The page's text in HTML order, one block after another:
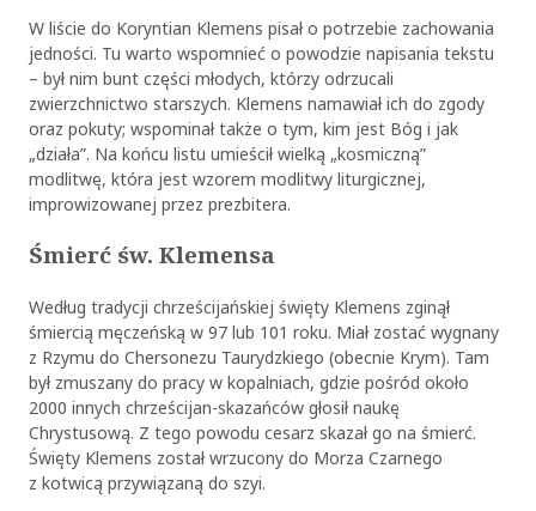
W liście do Koryntian Klemens pisał o potrzebie zachowania
jedności. Tu warto wspomnieć o powodzie napisania tekstu
– był nim bunt części młodych, którzy odrzucali
zwierzchnictwo starszych. Klemens namawiał ich do zgody
oraz pokuty; wspominał także o tym, kim jest Bóg i jak
„działa”. Na końcu listu umieścił wielką „kosmiczną”
modlitwę, która jest wzorem modlitwy liturgicznej,
improwizowanej przez prezbitera.
Śmierć św. Klemensa
Według tradycji chrześcijańskiej święty Klemens zginął
śmiercią męczeńską w 97 lub 101 roku. Miał zostać wygnany
z Rzymu do Chersonezu Taurydzkiego (obecnie Krym). Tam
był zmuszany do pracy w kopalniach, gdzie pośród około
2000 innych chrześcijan-skazańców głosił naukę
Chrystusową. Z tego powodu cesarz skazał go na śmierć.
Święty Klemens został wrzucony do Morza Czarnego
z kotwicą przywiązaną do szyi.